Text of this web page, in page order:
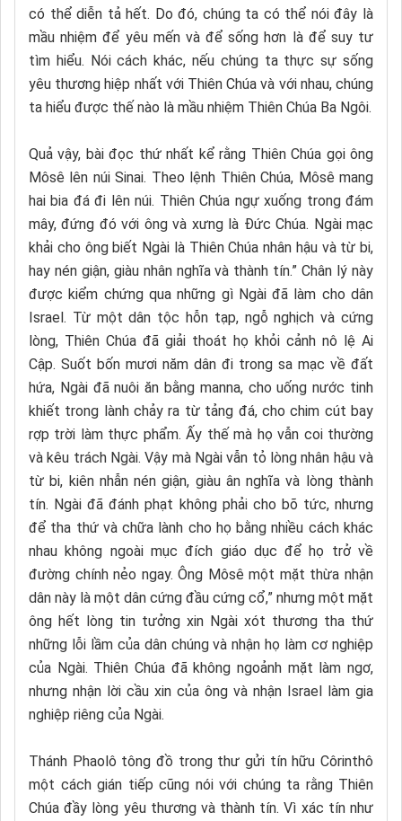
có thể diễn tả hết. Do đó, chúng ta có thể nói đây là
mầu nhiệm để yêu mến và để sống hơn là để suy tư
tìm hiểu. Nói cách khác, nếu chúng ta thực sự sống
yêu thương hiệp nhất với Thiên Chúa và với nhau, chúng
ta hiểu được thế nào là mầu nhiệm Thiên Chúa Ba Ngôi.
Quả vậy, bài đọc thứ nhất kể rằng Thiên Chúa gọi ông
Môsê lên núi Sinai. Theo lệnh Thiên Chúa, Môsê mang
hai bia đá đi lên núi. Thiên Chúa ngự xuống trong đám
mây, đứng đó với ông và xưng là Đức Chúa. Ngài mạc
khải cho ông biết Ngài là Thiên Chúa nhân hậu và từ bi,
hay nén giận, giàu nhân nghĩa và thành tín.” Chân lý này
được kiểm chứng qua những gì Ngài đã làm cho dân
Israel. Từ một dân tộc hỗn tạp, ngỗ nghịch và cứng
lòng, Thiên Chúa đã giải thoát họ khỏi cảnh nô lệ Ai
Cập. Suốt bốn mươi năm dân đi trong sa mạc về đất
hứa, Ngài đã nuôi ăn bằng manna, cho uống nước tinh
khiết trong lành chảy ra từ tảng đá, cho chim cút bay
rợp trời làm thực phẩm. Ấy thế mà họ vẫn coi thường
và kêu trách Ngài. Vậy mà Ngài vẫn tỏ lòng nhân hậu và
từ bi, kiên nhẫn nén giận, giàu ân nghĩa và lòng thành
tín. Ngài đã đánh phạt không phải cho bõ tức, nhưng
để tha thứ và chữa lành cho họ bằng nhiều cách khác
nhau không ngoài mục đích giáo dục để họ trở về
đường chính nẻo ngay. Ông Môsê một mặt thừa nhận
dân này là một dân cứng đầu cứng cổ,” nhưng một mặt
ông hết lòng tin tưởng xin Ngài xót thương tha thứ
những lỗi lầm của dân chúng và nhận họ làm cơ nghiệp
của Ngài. Thiên Chúa đã không ngoảnh mặt làm ngơ,
nhưng nhận lời cầu xin của ông và nhận Israel làm gia
nghiệp riêng của Ngài.
Thánh Phaolô tông đồ trong thư gửi tín hữu Côrinthô
một cách gián tiếp cũng nói với chúng ta rằng Thiên
Chúa đầy lòng yêu thương và thành tín. Vì xác tín như